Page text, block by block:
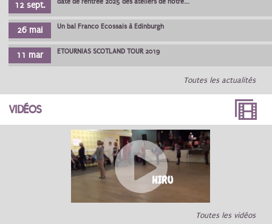
12 sept. date de rentrée 2025 des ateliers de notre...
26 mai Un bal Franco Ecossais à Edinburgh
11 mar ETOURNIAS SCOTLAND TOUR 2019
Toutes les actualités
VIDÉOS
Toutes les vidéos